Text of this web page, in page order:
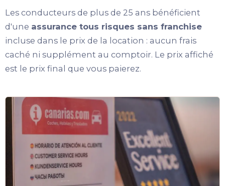
Les conducteurs de plus de 25 ans bénéficient
d'une assurance tous risques sans franchise
incluse dans le prix de la location : aucun frais
caché ni supplément au comptoir. Le prix affiché
est le prix final que vous paierez.